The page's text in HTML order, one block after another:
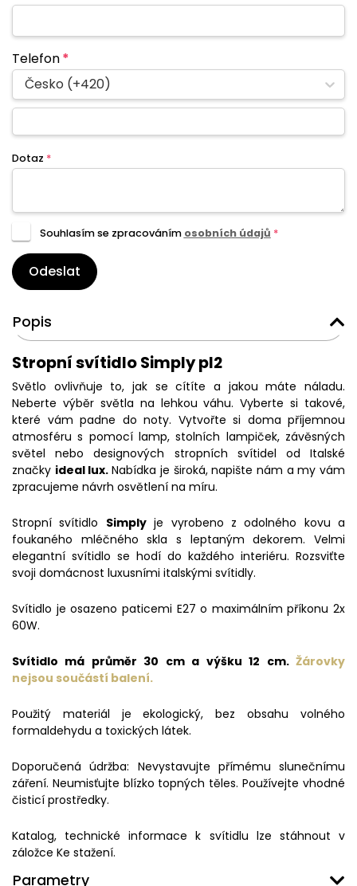
Telefon*
Česko (+420)
Dotaz *
Souhlasím se zpracováním osobních údajů *
Odeslat
Popis
Stropní svítidlo Simply pl2
Světlo ovlivňuje to, jak se cítíte a jakou máte náladu.
Neberte výběr světla na lehkou váhu. Vyberte si takové,
které vám padne do noty. Vytvořte si doma příjemnou
atmosféru s pomocí lamp, stolních lampiček, závěsných
světel nebo designových stropních svítidel od Italské
značky ideal lux.Nabídka je široká, napište nám a my vám
zpracujeme návrh osvětlení na míru.
Stropní svítidlo Simplyje vyrobeno z odolného kovu a
foukaného mléčného skla s leptaným dekorem. Velmi
elegantní svítidlo se hodí do každého interiéru. Rozsviťte
svoji domácnost luxusními italskými svítidly.
Svítidlo je osazeno paticemi E27 o maximálním příkonu 2x
60W.
Svítidlo má průměr 30 cm a výšku 12 cm. Žárovky
nejsou součástí balení.
Použitý materiál je ekologický, bez obsahu volného
formaldehydu a toxických látek.
Doporučená údržba: Nevystavujte přímému slunečnímu
záření. Neumisťujte blízko topných těles. Používejte vhodné
čisticí prostředky.
Katalog, technické informace k svítidlu lze stáhnout v
záložce Ke stažení.
Parametry